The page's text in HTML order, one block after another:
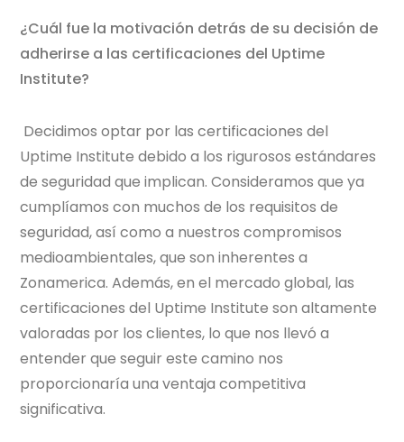
¿Cuál fue la motivación detrás de su decisión de
adherirse a las certificaciones del Uptime
Institute?
Decidimos optar por las certificaciones del
Uptime Institute debido a los rigurosos estándares
de seguridad que implican. Consideramos que ya
cumplíamos con muchos de los requisitos de
seguridad, así como a nuestros compromisos
medioambientales, que son inherentes a
Zonamerica. Además, en el mercado global, las
certificaciones del Uptime Institute son altamente
valoradas por los clientes, lo que nos llevó a
entender que seguir este camino nos
proporcionaría una ventaja competitiva
significativa.